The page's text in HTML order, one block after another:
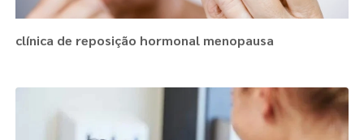
clínica de reposição hormonal menopausa